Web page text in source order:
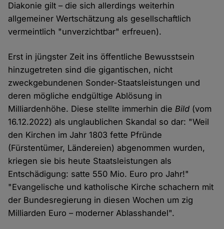
Diakonie gilt – die sich allerdings weiterhin
allgemeiner Wertschätzung als gesellschaftlich
vermeintlich "unverzichtbar" erfreuen).
Erst in jüngster Zeit ins öffentliche Bewusstsein
hinzugetreten sind die gigantischen, nicht
zweckgebundenen Sonder-Staatsleistungen und
deren mögliche endgültige Ablösung in
Milliardenhöhe. Diese stellte immerhin dieBild (vom
16.12.2022) als unglaublichen Skandal so dar: "Weil
den Kirchen im Jahr 1803 fette Pfründe
(Fürstentümer, Ländereien) abgenommen wurden,
kriegen sie bis heute Staatsleistungen als
Entschädigung: satte 550 Mio. Euro pro Jahr!"
"Evangelische und katholische Kirche schachern mit
der Bundesregierung in diesen Wochen um zig
Milliarden Euro – moderner Ablasshandel".